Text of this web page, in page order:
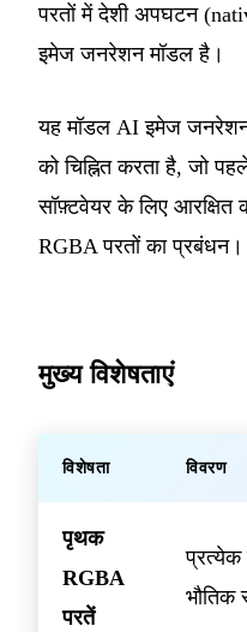
परतों में देशी अपघटन
इमेज जनरेशन मॉडल है।
यह मॉडल AI इमेज जनरेशन
को चिह्नित करता है, जो
सॉफ़्टवेयर के लिए आरक्षित
RGBA परतों का प्रबंधन।
मुख्य विशेषताएं
विशेषता विवरण
पृथक
RGBA
परतें
प्रत्येक
भौतिक